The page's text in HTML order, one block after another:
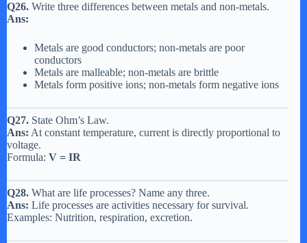
Q26. Write three differences between metals and non-metals.
Ans:
Metals are good conductors; non-metals are poor
conductors
Metals are malleable; non-metals are brittle
Metals form positive ions; non-metals form negative ions
Q27. State Ohm’s Law.
Ans: At constant temperature, current is directly proportional to
voltage.
Formula: V = IR
Q28. What are life processes? Name any three.
Ans: Life processes are activities necessary for survival.
Examples: Nutrition, respiration, excretion.